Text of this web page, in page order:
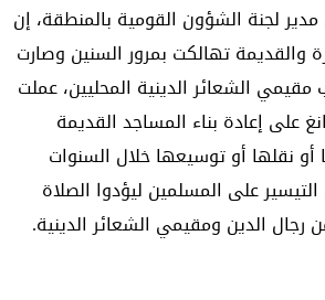
لجنة الشؤون القومية بالمنطقة، إن
والقديمة تهالكت بمرور السنين وصارت
الشعائر الدينية المحليين، عملت
على إعادة بناء المساجد القديمة
أو نقلها أو توسيعها خلال السنوات
على المسلمين ليؤدوا الصلاة
رجال الدين ومقيمي الشعائر الدينية.